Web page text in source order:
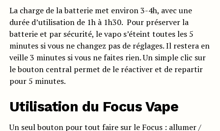
La charge de la batterie met environ 3-4h, avec une
durée d’utilisation de 1h à 1h30. Pour préserver la
batterie et par sécurité, le vapo s’éteint toutes les 5
minutes si vous ne changez pas de réglages. Il restera en
veille 3 minutes si vous ne faites rien. Un simple clic sur
le bouton central permet de le réactiver et de repartir
pour 5 minutes.
Utilisation du Focus Vape
Un seul bouton pour tout faire sur le Focus : allumer /